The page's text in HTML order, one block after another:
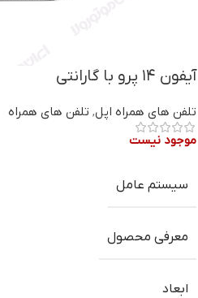
آیفون ۱۴ پرو با گارانتی
تلفن های همراه اپل, تلفن های همراه
موجود نیست
سیستم عامل
معرفی محصول
ابعاد